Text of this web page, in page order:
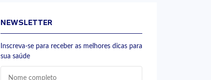
NEWSLETTER
Inscreva-se para receber as melhores dicas para
sua saúde